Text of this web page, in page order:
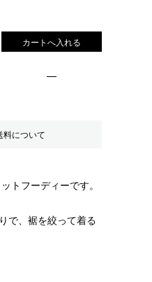
お気に入りに登録する
カートへ入れる
お気に入りに登録する
—
料について
トフーディーです。
で、裾を絞って着る